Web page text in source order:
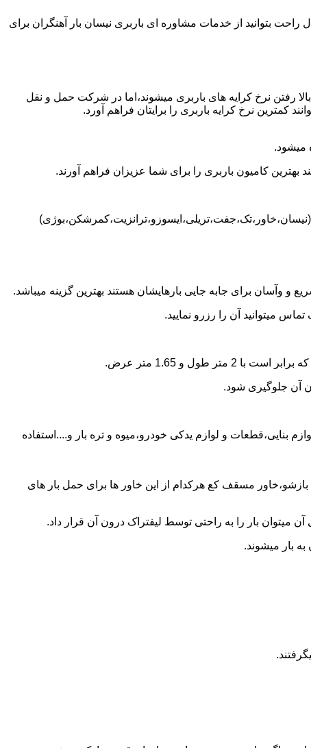
بتوانید از خدمات مشاوره ای باربری نیسان بار آهنگران برای
رفتن نرخ کرایه های باربری میشوند،اما در شرکت حمل و نقل
کمترین نرخ کرایه باربری را برایتان فراهم آورد.
میشود.
کامیون باربری را برای شما عزیزان فراهم آورند.
وآسان برای جابه جایی بارهایشان هستند بهترین گزینه میباشد.
میتوانید آن را رزرو نمایید.
آن جلوگیری شود.
بنایی،قطعات و لوازم یدکی خودرو،میوه و تره بار و....استفاده
بازشو،خاور مسقف کع هرکدام از این خاور ها برای حمل بار های
میتوان بار را به راحتی توسط لیفتراک درون آن قرار داد.
بار میشوند.